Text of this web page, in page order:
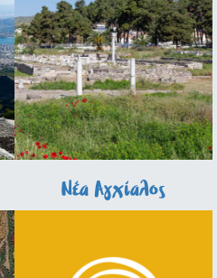
Νέα Αγχίαλος